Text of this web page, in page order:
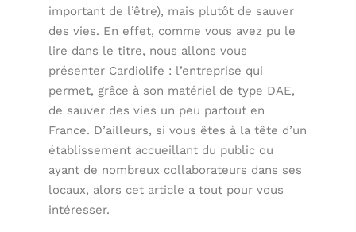
important de l’être), mais plutôt de sauver
des vies. En effet, comme vous avez pu le
lire dans le titre, nous allons vous
présenter Cardiolife : l’entreprise qui
permet, grâce à son matériel de type DAE,
de sauver des vies un peu partout en
France. D’ailleurs, si vous êtes à la tête d’un
établissement accueillant du public ou
ayant de nombreux collaborateurs dans ses
locaux, alors cet article a tout pour vous
intéresser.